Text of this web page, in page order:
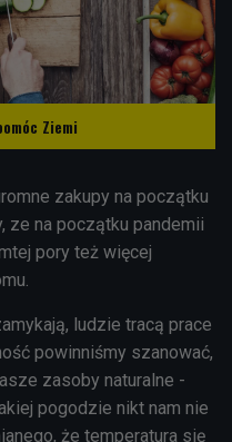
Ziemi
zakupy na początku
ze na początku pandemii
pory też więcej
ludzie tracą prace
powinniśmy szanować,
zasoby naturalne -
pogodzie nikt nam nie
że temperatura się